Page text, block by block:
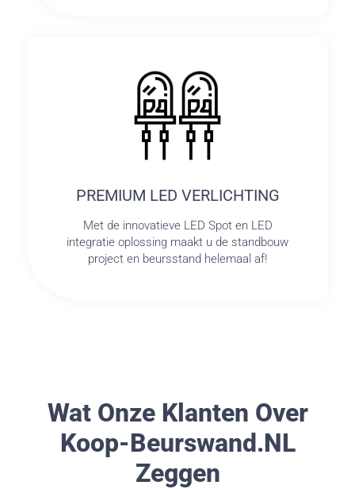
PREMIUM LED VERLICHTING
Met de innovatieve LED Spot en LED
integratie oplossing maakt u de standbouw
project en beursstand helemaal af!
Wat Onze Klanten Over
Koop-Beurswand.nL
Zeggen